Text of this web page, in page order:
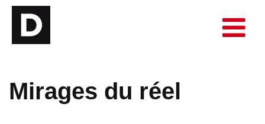
Mirages du réel